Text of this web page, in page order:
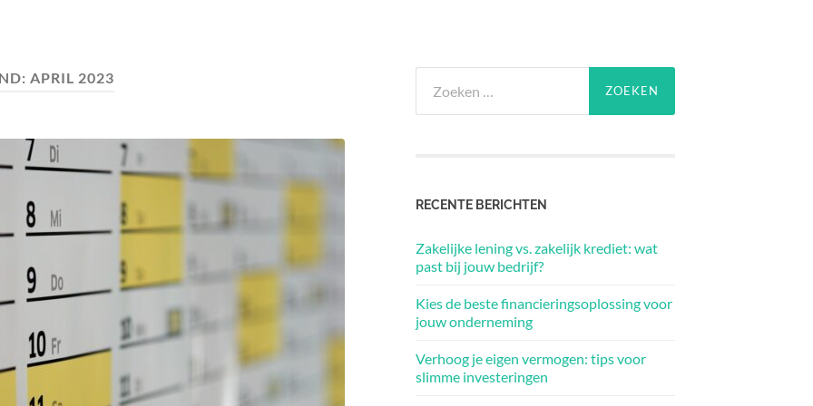
APRIL 2023
naar:
RECENTE BERICHTEN
Zakelijke lening vs. zakelijk krediet: wat
past bij jouw bedrijf?
Kies de beste financieringsoplossing voor
jouw onderneming
Verhoog je eigen vermogen: tips voor
slimme investeringen